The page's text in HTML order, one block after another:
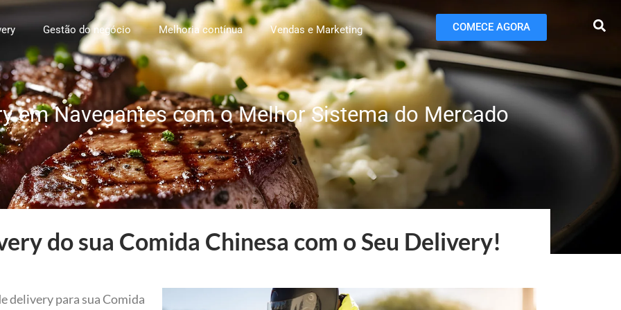
Gestão do negócio Melhoria contínua Vendas e Marketing COMECE AGORA
em Navegantes com o Melhor Sistema do Mercado
do sua Comida Chinesa com o Seu Delivery!
delivery para sua Comida